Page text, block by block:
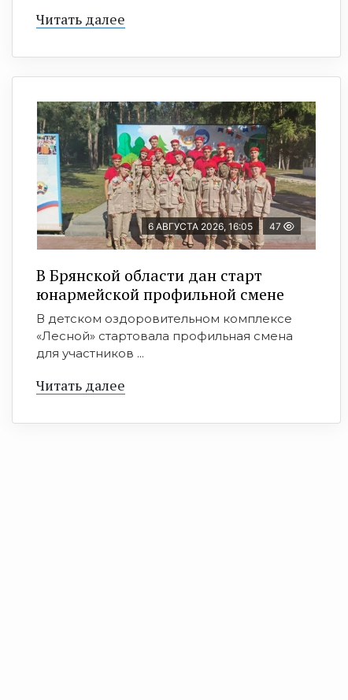
Читать далее
6 АВГУСТА 2026, 16:05 47
В Брянской области дан старт
юнармейской профильной смене
В детском оздоровительном комплексе
«Лесной» стартовала профильная смена
для участников ...
Читать далее